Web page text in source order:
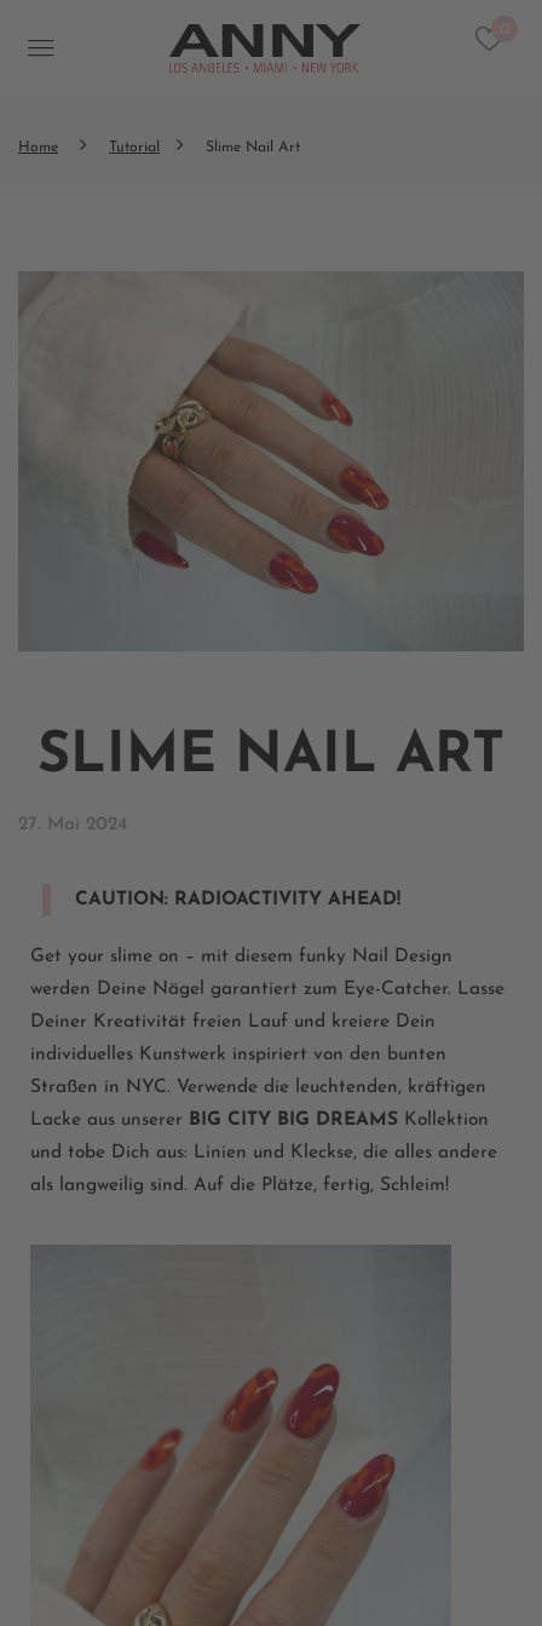
Home Tutorial Slime Nail Art
SLIME NAIL ART
27. Mai 2024
CAUTION: RADIOACTIVITY AHEAD!
Get your slime on – mit diesem funky Nail Design
werden Deine Nägel garantiert zum Eye-Catcher. Lasse
Deiner Kreativität freien Lauf und kreiere Dein
individuelles Kunstwerk inspiriert von den bunten
Straßen in NYC. Verwende die leuchtenden, kräftigen
Lacke aus unserer
BIG CITY BIG DREAMS Kollektion
und tobe Dich aus: Linien und Kleckse, die alles andere
als langweilig sind. Auf die Plätze, fertig, Schleim!